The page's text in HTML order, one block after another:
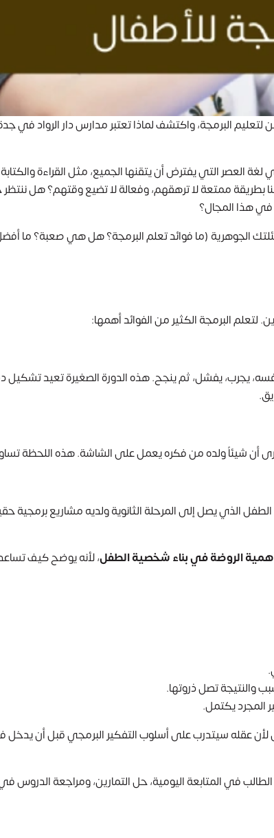
البرمجة، واكتشف لماذا تعتبر مدارس دار الرواد في جدة
العصر التي يفترض أن يتقنها الجميع، مثل القراءة
ممتعة لا ترهقهم، وفعالة لا تضيع وقتهم؟ هل ننتظر
في هذا المجال؟
الجوهرية (ما فوائد تعلم البرمجة؟ هل هي صعبة؟ ما
لتعلم البرمجة الكثير من الفوائد أهمها:
يجرب، يفشل، ثم ينجح. هذه الدورة الصغيرة تعيد تشكيل
شيئاً ولده من فكره يعمل على الشاشة. هذه اللحظة
الذي يصل إلى المرحلة الثانوية ولديه مشاريع برمجية
الروضة في بناء شخصية الطفل، لأنه يوضح كيف
لأن الطفل سيصبح خبيراً، بل لأن عقله سيتدرب على أسلوب التفكير البرمجي قبل
في المتابعة اليومية، حل التمارين، ومراجعة الدروس